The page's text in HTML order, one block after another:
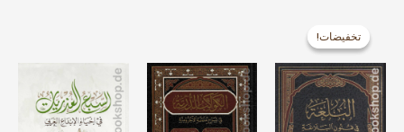
تخفيضات!
تخفيضات!
الأصلي
هو:
هو: